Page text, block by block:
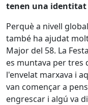
tenen una identitat
Perquè a nivell
també ha ajudat
Major del 58. La
es muntava per tres
l'envelat marxava i
van començar a
engrescar i algú va